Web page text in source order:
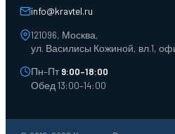
Тележки для склада
info@kravtel.ru
121096, Москва,
ул. Василисы Кожиной, вл.1,
Пн–Пт9:00–18:00
Обед 13:00–14:00